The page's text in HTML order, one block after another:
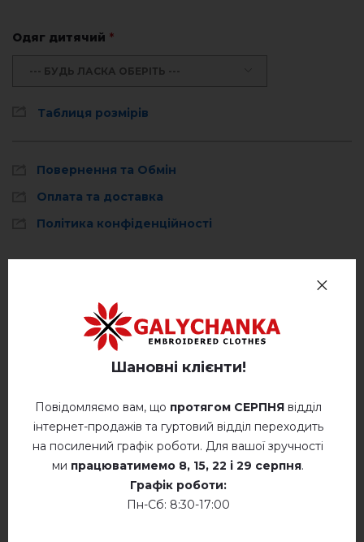
Одяг дитячий *
--- БУДЬ ЛАСКА ОБЕРІТЬ ---
Таблиця розмірів
Повернення та Обмін
Оплата та доставка
Політика конфіденційності
Немає відгуків про цей товар.
додайте свій відгук про I LOVE LVIV (біла)
дитяча
Шановні клієнти!
Повідомляємо вам, що протягом СЕРПНЯвідділ
інтернет-продажів та гуртовий відділ переходить
на посилений графік роботи. Для вашої зручності
ми працюватимемо 8, 15, 22 і 29 серпня.
Графік роботи:
Пн-Сб: 8:30-17:00